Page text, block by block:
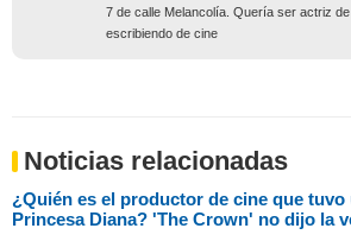
7 de calle Melancolía. Quería ser actriz
escribiendo de cine
Noticias relacionadas
¿Quién es el productor de cine que
Princesa Diana? 'The Crown' no dijo la